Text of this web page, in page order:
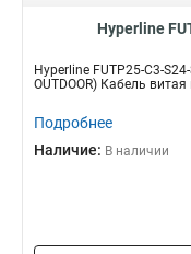
Hyperline
Hyperline FUTP25-C3-
OUTDOOR) Кабель
Подробнее
Наличие: В наличии